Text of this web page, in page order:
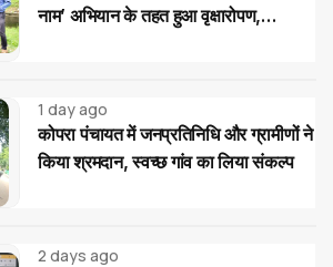
नाम’ अभियान के तहत हुआ वृक्षारोपण,
1 day ago
कोपरा पंचायत में जनप्रतिनिधि और ग्रामीणों ने
किया श्रमदान, स्वच्छ गांव का लिया संकल्प
2 days ago